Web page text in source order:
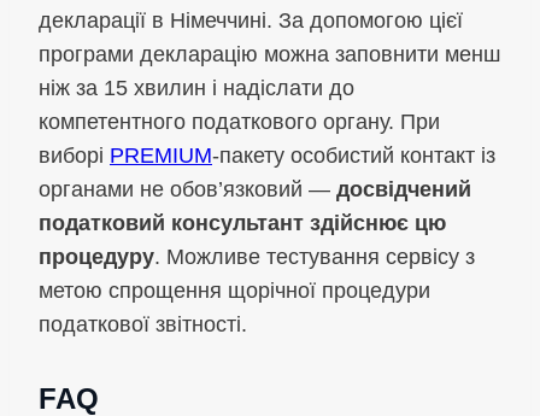
декларації в Німеччині. За допомогою цієї
програми декларацію можна заповнити менш
ніж за 15 хвилин і надіслати до
компетентного податкового органу. При
виборі PREMIUM-пакету особистий контакт із
органами не обов’язковий — досвідчений
податковий консультант здійснює цю
процедуру. Можливе тестування сервісу з
метою спрощення щорічної процедури
податкової звітності.
FAQ